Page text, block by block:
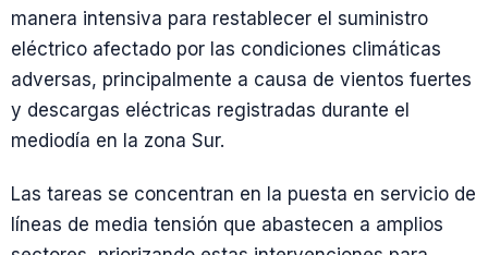
manera intensiva para restablecer el suministro
eléctrico afectado por las condiciones climáticas
adversas, principalmente a causa de vientos fuertes
y descargas eléctricas registradas durante el
mediodía en la zona Sur.
Las tareas se concentran en la puesta en servicio de
líneas de media tensión que abastecen a amplios